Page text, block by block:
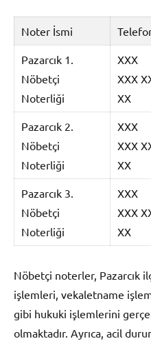
Noter İsmi
Pazarcık 1.
Nöbetçi
Noterliği
XXX
XXX
XX
Pazarcık 2.
Nöbetçi
Noterliği
XXX
XXX
XX
Pazarcık 3.
Nöbetçi
Noterliği
XXX
XXX
XX
Nöbetçi noterler, Pazarcık
işlemleri, vekaletname
gibi hukuki işlemlerini
olmaktadır. Ayrıca, acil